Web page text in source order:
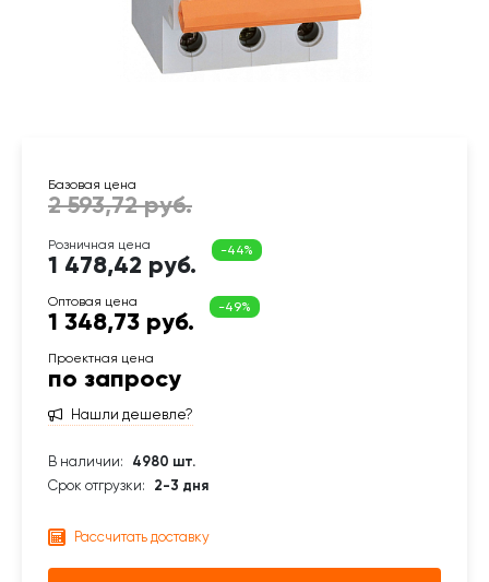
1 478,42 руб.
1 348,73 руб.
по запросу
Нашли дешевле?
В наличии:
4980 шт.
Срок отгрузки:
2-3 дня
Рассчитать доставку